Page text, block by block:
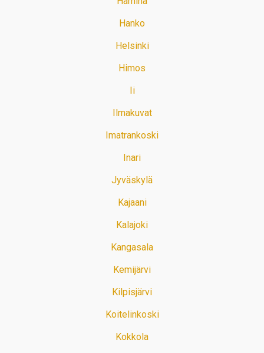
Hanko
Helsinki
Himos
Ii
Ilmakuvat
Imatrankoski
Inari
Jyväskylä
Kajaani
Kalajoki
Kangasala
Kemijärvi
Kilpisjärvi
Koitelinkoski
Kokkola